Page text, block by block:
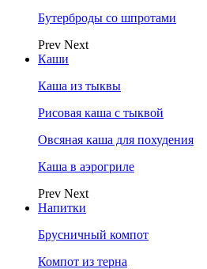
Бутерброды со шпротами
Prev Next
Каши
Каша из тыквы
Рисовая каша с тыквой
Овсяная каша для похудения
Каша в аэрогриле
Prev Next
Напитки
Брусничный компот
Компот из терна